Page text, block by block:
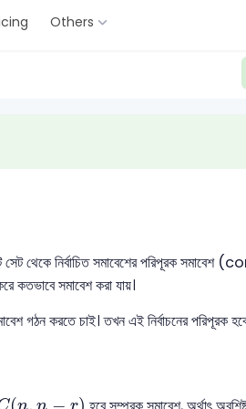
Others
নির্বাচিত সমাবেশের পরিপূরক সমাবেশ
কতভাবে সমাবেশ করা যায়।
গঠন করতে চাই। তখন এই নির্বাচনের পরিপূরক
( , − )
(n n )